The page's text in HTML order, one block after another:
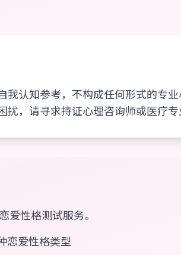
我认知参考，不构成任何形式的专
，请寻求持证心理咨询师或医疗专
爱性格测试服务。
恋爱性格类型